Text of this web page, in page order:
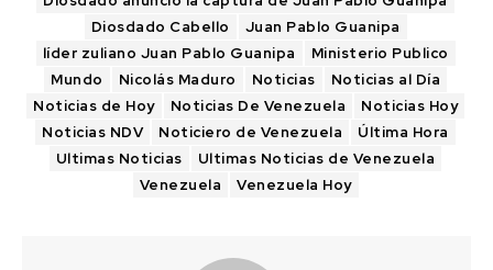
Diosdado Cabello
Juan Pablo Guanipa
líder zuliano Juan Pablo Guanipa
Ministerio Publico
Mundo
Nicolás Maduro Noticias
Noticias al Día
Noticias de Hoy
Noticias De Venezuela
Noticias Hoy
Noticias NDV
Noticiero de Venezuela
Última Hora
Ultimas Noticias
Ultimas Noticias de Venezuela
Venezuela
Venezuela Hoy